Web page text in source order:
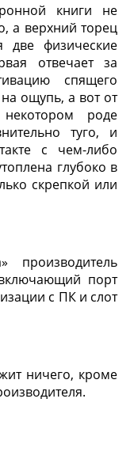
книги не
а верхний торец
две физические
отвечает за
спящего
ощупь, а вот от
роде
туго, и
с чем-либо
глубоко в
скрепкой или
порт
с ПК и слот
ничего, кроме